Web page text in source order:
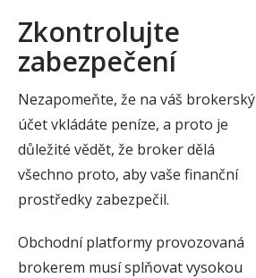
Zkontrolujte
zabezpečení
Nezapomeňte, že na váš brokerský
účet vkládáte peníze, a proto je
důležité vědět, že broker dělá
všechno proto, aby vaše finanční
prostředky zabezpečil.
Obchodní platformy provozovaná
brokerem musí splňovat vysokou